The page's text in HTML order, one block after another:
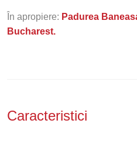
În apropiere: Padurea
Bucharest.
Caracteristici